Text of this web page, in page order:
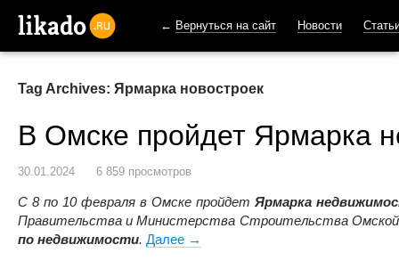
← Вернуться на сайт Новости
Tag Archives: Ярмарка новостроек
В Омске пройдет Ярмарка
30.01.2024 6 859 просмотров
С 8 по 10 февраля в Омске пройдетЯрмарка
Правительства и Министерства Строительства
по недвижимости. Далее В Омске пройдет Ярмарка
→